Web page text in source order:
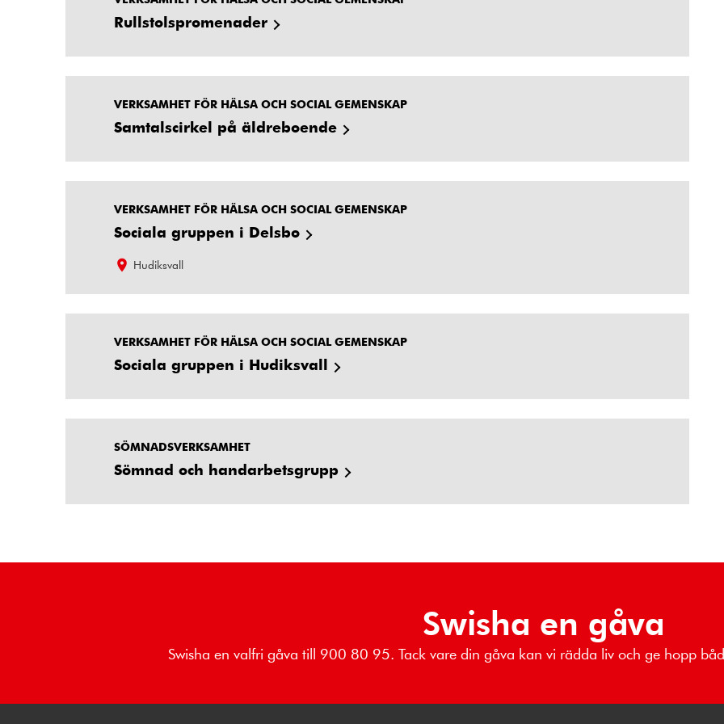
Rullstolspromenader
VERKSAMHET FÖR HÄLSA OCH SOCIAL GEMENSKAP
Samtalscirkel på äldreboende
VERKSAMHET FÖR HÄLSA OCH SOCIAL GEMENSKAP
Sociala gruppen i Delsbo
Hudiksvall
VERKSAMHET FÖR HÄLSA OCH SOCIAL GEMENSKAP
Sociala gruppen i Hudiksvall
SÖMNADSVERKSAMHET
Sömnad och handarbetsgrupp
Swisha en gåva
Swisha en valfri gåva till 900 80 95. Tack vare din gåva kan vi rädda liv och ge hopp